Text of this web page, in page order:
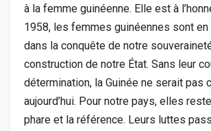
à la femme guinéenne. Elle est à
1958, les femmes guinéennes sont
dans la conquête de notre
construction de notre État. Sans leur
détermination, la Guinée ne serait pas
aujourd’hui. Pour notre pays, elles
phare et la référence. Leurs luttes